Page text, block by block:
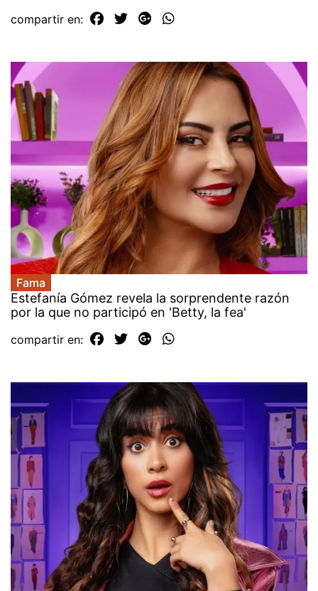
compartir en:
Fama
Estefanía Gómez revela la sorprendente razón
por la que no participó en 'Betty, la fea'
compartir en: